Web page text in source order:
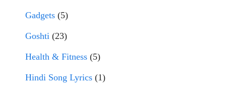
Gadgets (5)
Goshti (23)
Health & Fitness (5)
Hindi Song Lyrics (1)